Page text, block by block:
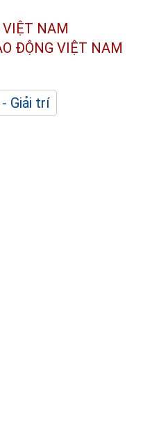
VIỆT NAM
ĐỘNG VIỆT NAM
Giải trí